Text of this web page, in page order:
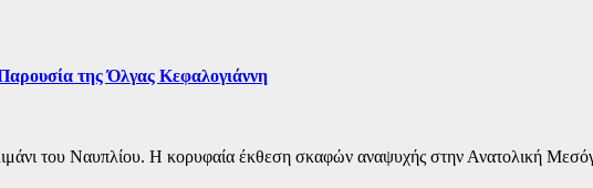
της Όλγας Κεφαλογιάννη
του Ναυπλίου. Η κορυφαία έκθεση σκαφών αναψυχής στην Ανατολική